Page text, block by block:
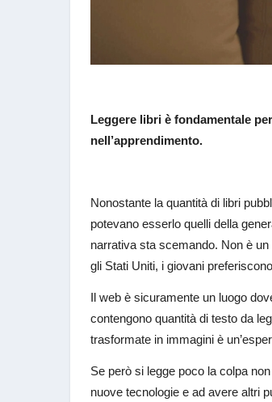
Leggere libri è fondamentale
nell’apprendimento.
Nonostante la quantità di libri
potevano esserlo quelli della
narrativa sta scemando. Non è
gli Stati Uniti, i giovani
Il web è sicuramente un luogo
contengono quantità di testo da
trasformate in immagini è
Se però si legge poco la colpa
nuove tecnologie e ad avere altri